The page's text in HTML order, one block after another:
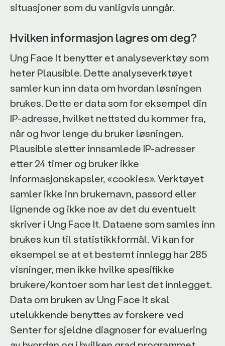
situasjoner som du vanligvis unngår.
Hvilken informasjon lagres om deg?
Ung Face It benytter et analyseverktøy som
heter Plausible. Dette analyseverktøyet
samler kun inn data om hvordan løsningen
brukes. Dette er data som for eksempel din
IP-adresse, hvilket nettsted du kommer fra,
når og hvor lenge du bruker løsningen.
Plausible sletter innsamlede IP-adresser
etter 24 timer og bruker ikke
informasjonskapsler, «cookies». Verktøyet
samler ikke inn brukernavn, passord eller
lignende og ikke noe av det du eventuelt
skriver i Ung Face It. Dataene som samles inn
brukes kun til statistikkformål. Vi kan for
eksempel se at et bestemt innlegg har 285
visninger, men ikke hvilke spesifikke
brukere/kontoer som har lest det innlegget.
Data om bruken av Ung Face It skal
utelukkende benyttes av forskere ved
Senter for sjeldne diagnoser for evaluering